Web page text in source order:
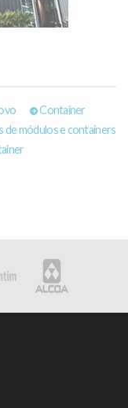
Container
de módulos e containers